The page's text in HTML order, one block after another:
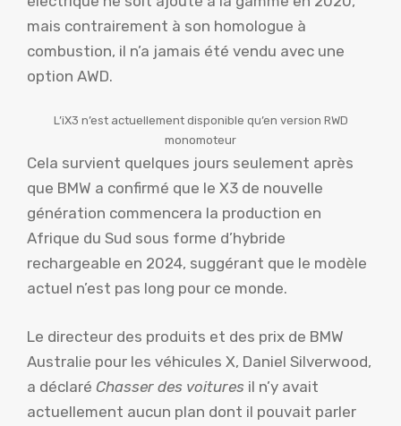
mais contrairement à son homologue à
combustion, il n’a jamais été vendu avec une
option AWD.
L’iX3 n’est actuellement disponible qu’en version RWD
monomoteur
Cela survient quelques jours seulement après
que BMW a confirmé que le X3 de nouvelle
génération commencera la production en
Afrique du Sud sous forme d’hybride
rechargeable en 2024, suggérant que le modèle
actuel n’est pas long pour ce monde.
Le directeur des produits et des prix de BMW
Australie pour les véhicules X, Daniel Silverwood,
a déclaré Chasser des voitures il n’y avait
actuellement aucun plan dont il pouvait parler